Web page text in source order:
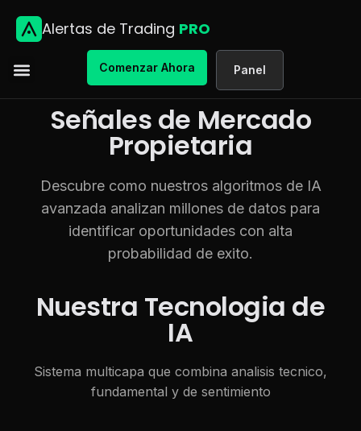
Alertas de Trading PRO
Comenzar Ahora Panel
Señales de Mercado
Propietaria
Descubre como nuestros algoritmos de IA
avanzada analizan millones de datos para
identificar oportunidades con alta
probabilidad de exito.
Nuestra Tecnologia de
IA
Sistema multicapa que combina analisis tecnico,
fundamental y de sentimiento